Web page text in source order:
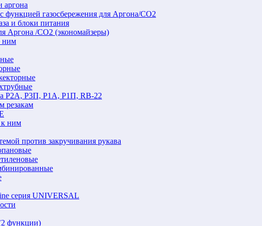
аргона
функцией газосбережения для Аргона/СО2
и блоки питания
Аргона /СО2 (экономайзеры)
ним
Р2А, Р3П, Р1А, Р1П, RB-22
резакам
к ним
против закручивания рукава
серия UNIVERSAL
функции)